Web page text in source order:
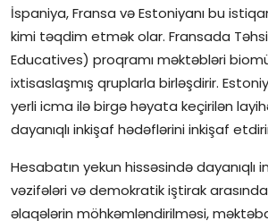
İspaniya, Fransa və Estoniyanı bu
kimi təqdim etmək olar. Fransada
Educatives) proqramı məktəbləri
ixtisaslaşmış qruplarla birləşdirir.
yerli icma ilə birgə həyata keçirilən
dayanıqlı inkişaf hədəflərini inkişaf
Hesabatın yekun hissəsində dayanıqlı
vəzifələri və demokratik iştirak
əlaqələrin möhkəmləndirilməsi,